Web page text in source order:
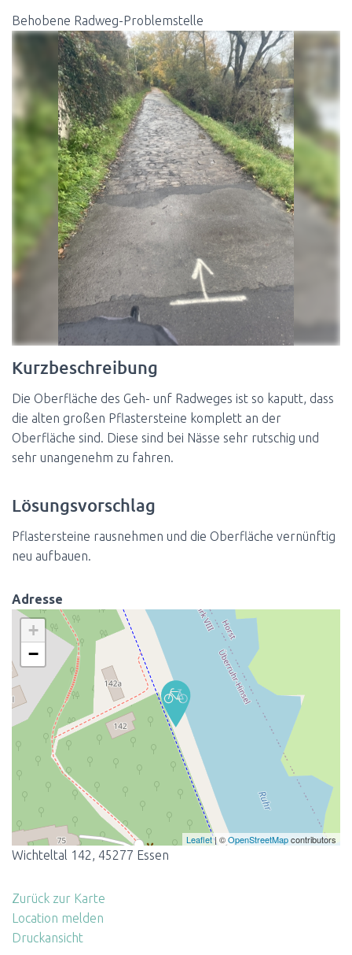
Behobene Radweg-Problemstelle
Kurzbeschreibung
Die Oberfläche des Geh- unf Radweges ist so kaputt, dass
die alten großen Pflastersteine komplett an der
Oberfläche sind. Diese sind bei Nässe sehr rutschig und
sehr unangenehm zu fahren.
Lösungsvorschlag
Pflastersteine rausnehmen und die Oberfläche vernünftig
neu aufbauen.
Adresse
+
−
Leaflet| ©OpenStreetMapcontributors
Wichteltal 142, 45277 Essen
Zurück zur Karte
Location melden
Druckansicht